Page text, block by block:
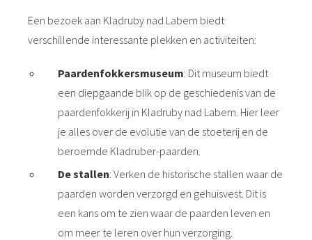
Een bezoek aan Kladruby nad Labem biedt
verschillende interessante plekken en activiteiten:
Paardenfokkersmuseum: Dit museum biedt
een diepgaande blik op de geschiedenis van de
paardenfokkerij in Kladruby nad Labem. Hier leer
je alles over de evolutie van de stoeterij en de
beroemde Kladruber-paarden.
De stallen: Verken de historische stallen waar de
paarden worden verzorgd en gehuisvest. Dit is
een kans om te zien waar de paarden leven en
om meer te leren over hun verzorging.